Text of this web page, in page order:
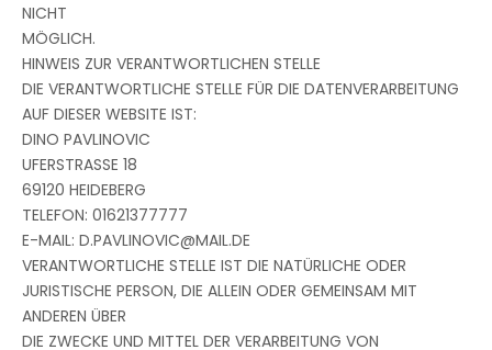
NICHT
MÖGLICH.
HINWEIS ZUR VERANTWORTLICHEN STELLE
DIE VERANTWORTLICHE STELLE FÜR DIE DATENVERARBEITUNG
AUF DIESER WEBSITE IST:
DINO PAVLINOVIC
UFERSTRASSE 18
69120 HEIDEBERG
TELEFON: 01621377777
E-MAIL: D.PAVLINOVIC@MAIL.DE
VERANTWORTLICHE STELLE IST DIE NATÜRLICHE ODER
JURISTISCHE PERSON, DIE ALLEIN ODER GEMEINSAM MIT
ANDEREN ÜBER
DIE ZWECKE UND MITTEL DER VERARBEITUNG VON